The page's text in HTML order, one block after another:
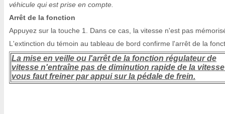
véhicule qui est prise en compte.
Arrêt de la fonction
Appuyez sur la touche 1. Dans ce cas, la vitesse n'est pas
L'extinction du témoin au tableau de bord confirme l'arrêt de la
La mise en veille ou l'arrêt de la fonction régulateur de
vitesse n'entraîne pas de diminution rapide de la
vous faut freiner par appui sur la pédale de frein.